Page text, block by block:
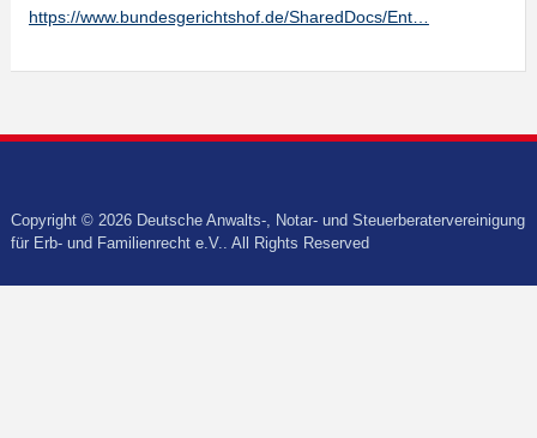
https://www.bundesgerichtshof.de/SharedDocs/Ent…
Copyright © 2026 Deutsche Anwalts-, Notar- und Steuerberatervereinigung
für Erb- und Familienrecht e.V.. All Rights Reserved